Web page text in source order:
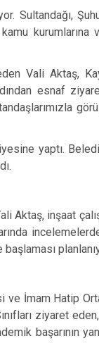
Sultandağı,
Vali Aktaş,
esnaf
yaptı.
Aktaş, inşaat
İmam Hatip
ziyaret
başarının